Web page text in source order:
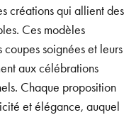
créations qui allient des
Ces modèles
soignées et leurs
aux célébrations
Chaque proposition
et élégance, auquel